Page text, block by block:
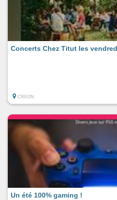
Concerts Chez Titut les
CREON
Un été 100% gaming !